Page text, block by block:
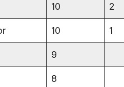
10 2
10 1
9
8